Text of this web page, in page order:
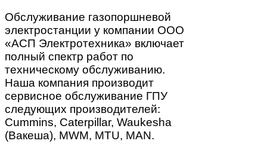
Обслуживание газопоршневой
электростанции у компании ООО
«АСП Электротехника» включает
полный спектр работ по
техническому обслуживанию.
Наша компания производит
сервисное обслуживание ГПУ
следующих производителей:
Cummins, Caterpillar, Waukesha
(Вакеша), MWM, MTU, MAN.